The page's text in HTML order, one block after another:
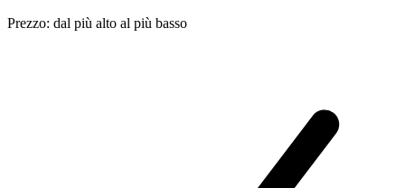
Prezzo: dal più alto al più basso